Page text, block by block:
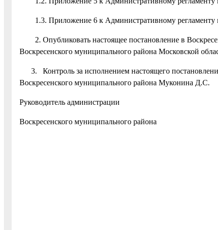
1.3. Приложение 6 к Административному регламенту
2. Опубликовать настоящее постановление в
Воскресенского муниципального района Московской
3. Контроль за исполнением настоящего
Воскресенского муниципального района Муконина Д.С.
Руководитель администрации
Воскресенского